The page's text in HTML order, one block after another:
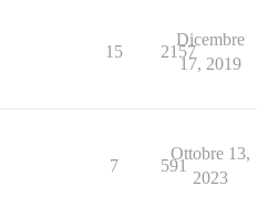
15 2157
Dicembre
17, 2019
7 591
Ottobre 13,
2023